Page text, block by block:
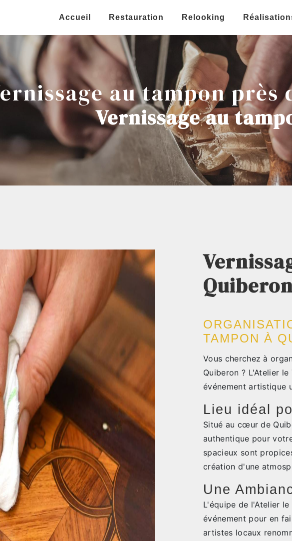
Accueil Restauration Relooking
au tampon près
Vernissage au
TAMPON À
Vous cherchez à
Quiberon ? L'Atelier
événement artistique
Lieu idéal
Situé au cœur de
authentique pour
spacieux sont
création d'une
Une
L'équipe de l'Atelier
événement pour en
artistes locaux